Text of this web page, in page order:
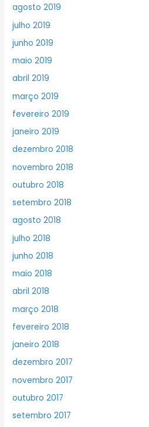
agosto 2019
julho 2019
junho 2019
maio 2019
abril 2019
março 2019
fevereiro 2019
janeiro 2019
dezembro 2018
novembro 2018
outubro 2018
setembro 2018
agosto 2018
julho 2018
junho 2018
maio 2018
abril 2018
março 2018
fevereiro 2018
janeiro 2018
dezembro 2017
novembro 2017
outubro 2017
setembro 2017